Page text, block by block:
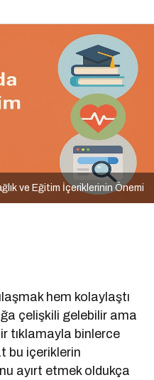
ve Eğitim İçeriklerinin Önemi
hem kolaylaştı
çelişkili gelebilir ama
tıklamayla binlerce
bu içeriklerin
ayırt etmek oldukça